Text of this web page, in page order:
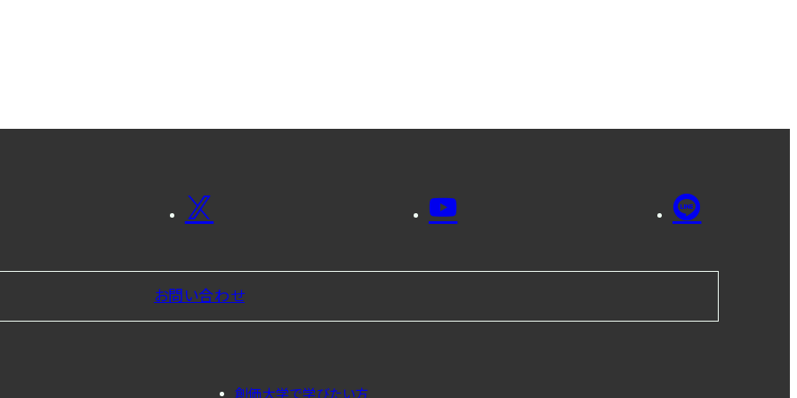
お問い合わせ
創価大学で学びたい方